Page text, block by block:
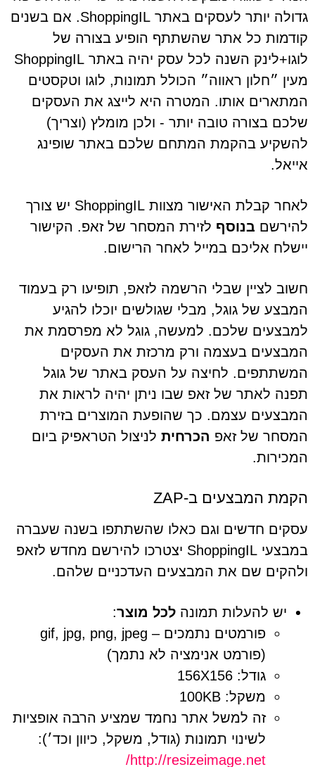
גדולה יותר לעסקים באתר ShoppingIL. אם בשנים
קודמות כל אתר שהשתתף הופיע בצורה של
לוגו+לינק השנה לכל עסק יהיה באתר ShoppingIL
מעין ״חלון ראווה״ הכולל תמונות, לוגו וטקסטים
המתארים אותו. המטרה היא לייצג את העסקים
שלכם בצורה טובה יותר - ולכן מומלץ (וצריך)
להשקיע בהקמת המתחם שלכם באתר שופינג
אייאל.
לאחר קבלת האישור מצוות ShoppingIL יש צורך
להירשם בנוסףלזירת המסחר של זאפ. הקישור
יישלח אליכם במייל לאחר הרישום.
חשוב לציין שבלי הרשמה לזאפ, תופיעו רק בעמוד
המבצע של גוגל, מבלי שגולשים יוכלו להגיע
למבצעים שלכם. למעשה, גוגל לא מפרסמת את
המבצעים בעצמה ורק מרכזת את העסקים
המשתתפים. לחיצה על העסק באתר של גוגל
תפנה לאתר של זאפ שבו ניתן יהיה לראות את
המבצעים עצמם. כך שהופעת המוצרים בזירת
המסחר של זאפ הכרחיתלניצול הטראפיק ביום
המכירות.
הקמת המבצעים ב-ZAP
עסקים חדשים וגם כאלו שהשתתפו בשנה שעברה
במבצעי ShoppingIL יצטרכו להירשם מחדש לזאפ
ולהקים שם את המבצעים העדכניים שלהם.
יש להעלות תמונה לכל מוצר:
פורמטים נתמכים – gif, jpg, png, jpeg
(פורמט אנימציה לא נתמך)
גודל: 156X156
משקל: 100KB
זה למשל אתר נחמד שמציע הרבה אופציות
לשינוי תמונות (גודל, משקל, כיוון וכד׳):
http://resizeimage.net/